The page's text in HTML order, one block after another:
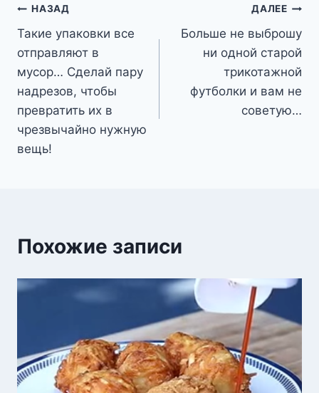
Навигация
по
записям
НАЗАД
Такие упаковки все
отправляют в
мусор… Сделай пару
надрезов, чтобы
превратить их в
чрезвычайно нужную
вещь!
ДАЛЕЕ
Больше не выброшу
ни одной старой
трикотажной
футболки и вам не
советую…
Похожие записи